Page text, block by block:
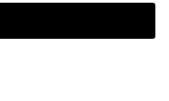
הביקור הדפסתי שש
מאפשרת לכל מי שרוצה,
רבות קשה לאנשים
וזו מבחינתי ההוכחה